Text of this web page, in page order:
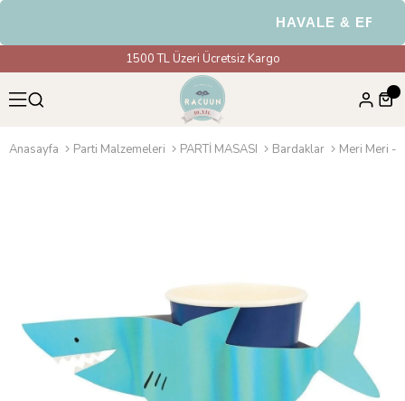
HAVALE & EFT
1500 TL Üzeri Ücretsiz Kargo
Anasayfa Parti Malzemeleri PARTİ MASASI Bardaklar Meri Meri -